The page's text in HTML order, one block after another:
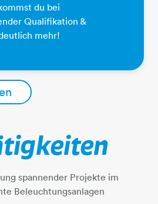
spannender Projekte im
Beleuchtungsanlagen
du bei
Qualifikation &
mehr!